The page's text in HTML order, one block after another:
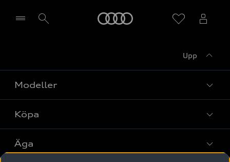
Upp
Modeller
Alla modeller
Elbilar
Köpa
Privaterbjudanden
Äga